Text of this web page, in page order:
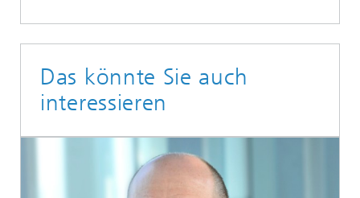
Das könnte Sie auch
interessieren